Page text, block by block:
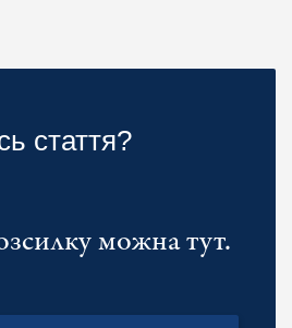
стаття?
можна тут.